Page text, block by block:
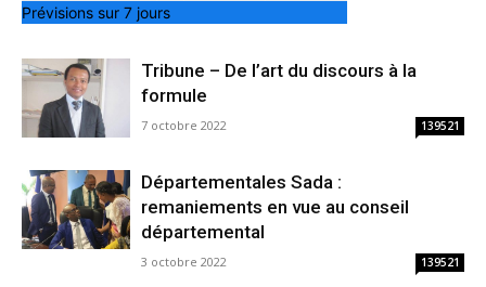
Prévisions sur 7 jours
Tribune – De l’art du discours à la
formule
7 octobre 2022 139521
Départementales Sada :
remaniements en vue au conseil
départemental
3 octobre 2022 139521